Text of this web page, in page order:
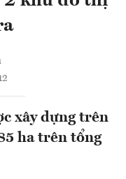
xây dựng trên
ha trên tổng